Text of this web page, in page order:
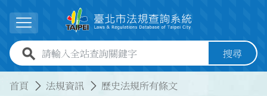
展開選單
全站查詢關鍵字欄位 搜尋
首頁 法規資訊 歷史法規所有條文